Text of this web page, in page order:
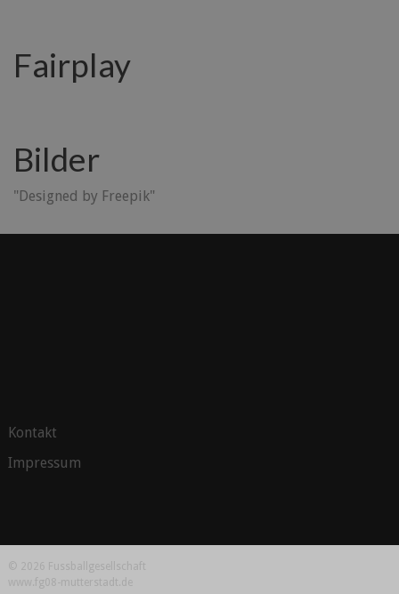
Fairplay
Bilder
"Designed by Freepik"
Kontakt
Impressum
© 2026 Fussballgesellschaft
www.fg08-mutterstadt.de